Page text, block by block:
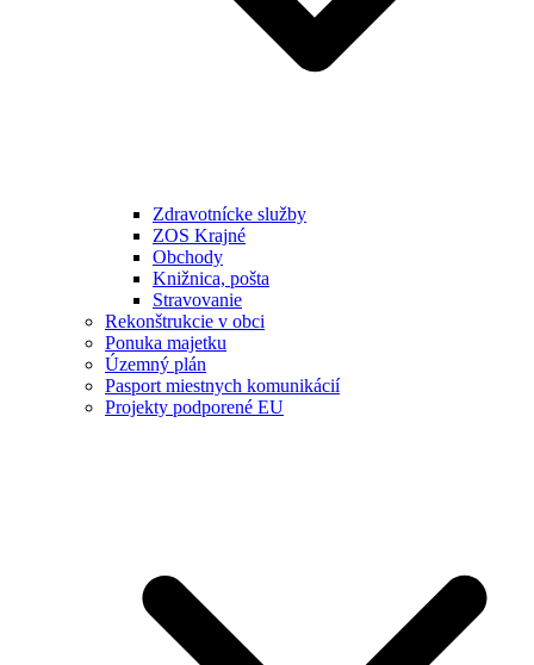
Zdravotnícke služby
ZOS Krajné
Obchody
Knižnica, pošta
Stravovanie
Rekonštrukcie v obci
Ponuka majetku
Územný plán
Pasport miestnych komunikácií
Projekty podporené EU